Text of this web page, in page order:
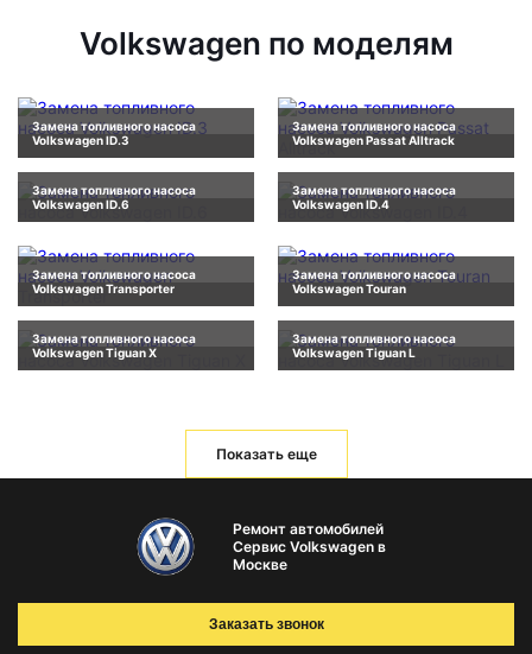
Volkswagen по моделям
Замена топливного насоса
Volkswagen ID.3
Замена топливного насоса
Volkswagen Passat Alltrack
Замена топливного насоса
Volkswagen ID.6
Замена топливного насоса
Volkswagen ID.4
Замена топливного насоса
Volkswagen Transporter
Замена топливного насоса
Volkswagen Touran
Замена топливного насоса
Volkswagen Tiguan X
Замена топливного насоса
Volkswagen Tiguan L
Показать еще
Ремонт автомобилей
Сервис Volkswagen в
Москве
Заказать звонок